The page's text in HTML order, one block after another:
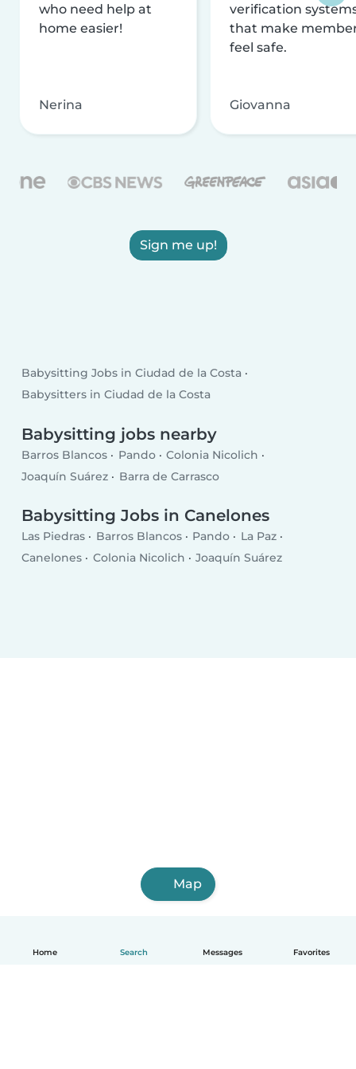
Home Search Messages Favorites
who need help at
home easier!
Nerina
verification
that make
feel safe.
Giovanna
Sign me up!
Babysitting Jobs in Ciudad de la Costa
Babysitters in Ciudad de la Costa
Babysitting jobs nearby
Barros Blancos Pando
Colonia Nicolich
Joaquín Suárez
Barra de Carrasco
Babysitting Jobs in Canelones
Las Piedras Barros Blancos Pando
La Paz
Canelones
Colonia Nicolich Joaquín Suárez
Map